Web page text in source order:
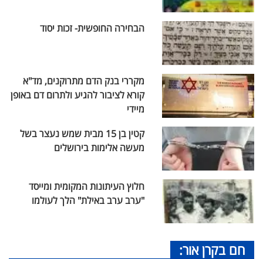
הבחירה החופשית- זכות יסוד
מקררי בנק הדם מתרוקנים, מד"א
קורא לציבור להגיע ולתרום דם באופן
מיידי
קטין בן 15 מבית שמש נעצר בשל
מעשה אלימות בירושלים
חלוץ העיתונות המקומית ומייסד
"ערב ערב באילת" הלך לעולמו
חם בקרן אור: